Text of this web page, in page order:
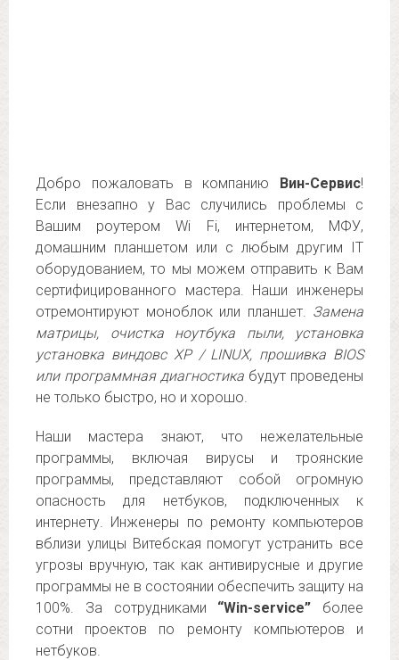
Добро пожаловать в компанию Вин-Сервис!
Если внезапно у Вас случились проблемы с
Вашим роутером Wi Fi, интернетом, МФУ,
домашним планшетом или с любым другим IT
оборудованием, то мы можем отправить к Вам
сертифицированного мастера. Наши инженеры
отремонтируют моноблок или планшет. Замена
матрицы, очистка ноутбука пыли, установка
установка виндовс XP / LINUX, прошивка BIOS
или программная диагностика будут проведены
не только быстро, но и хорошо.
Наши мастера знают, что нежелательные
программы, включая вирусы и троянские
программы, представляют собой огромную
опасность для нетбуков, подключенных к
интернету. Инженеры по ремонту компьютеров
вблизи улицы Витебская помогут устранить все
угрозы вручную, так как антивирусные и другие
программы не в состоянии обеспечить защиту на
100%. За сотрудниками “Win-service” более
сотни проектов по ремонту компьютеров и
нетбуков.